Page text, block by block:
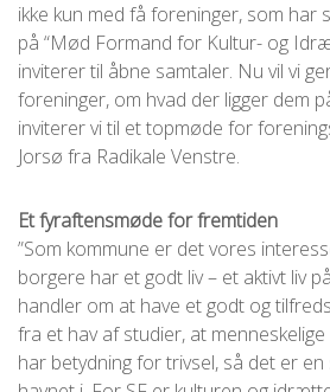
ikke kun med få foreninger, som har
på “Mød Formand for Kultur- og
inviterer til åbne samtaler. Nu vil vi
foreninger, om hvad der ligger dem
inviterer vi til et topmøde for
Jorsø fra Radikale Venstre.
Et fyraftensmøde for fremtiden
”Som kommune er det vores
borgere har et godt liv – et aktivt liv
handler om at have et godt og
fra et hav af studier, at
har betydning for trivsel, så det er